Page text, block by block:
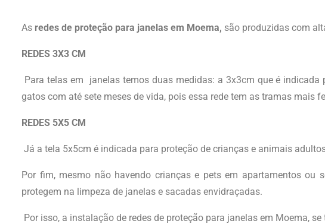
As redes de proteção para janelas em Moema, são produzidas com
REDES 3X3 CM
Para telas em janelas temos duas medidas: a 3x3cm que é
gatos com até sete meses de vida, pois essa rede tem as tramas mais
REDES 5X5 CM
Já a tela 5x5cm é indicada para proteção de crianças e animais
Por fim, mesmo não havendo crianças e pets em apartamentos ou
protegem na limpeza de janelas e sacadas envidraçadas.
Por isso, a instalação de redes de proteção para janelas em Moema,